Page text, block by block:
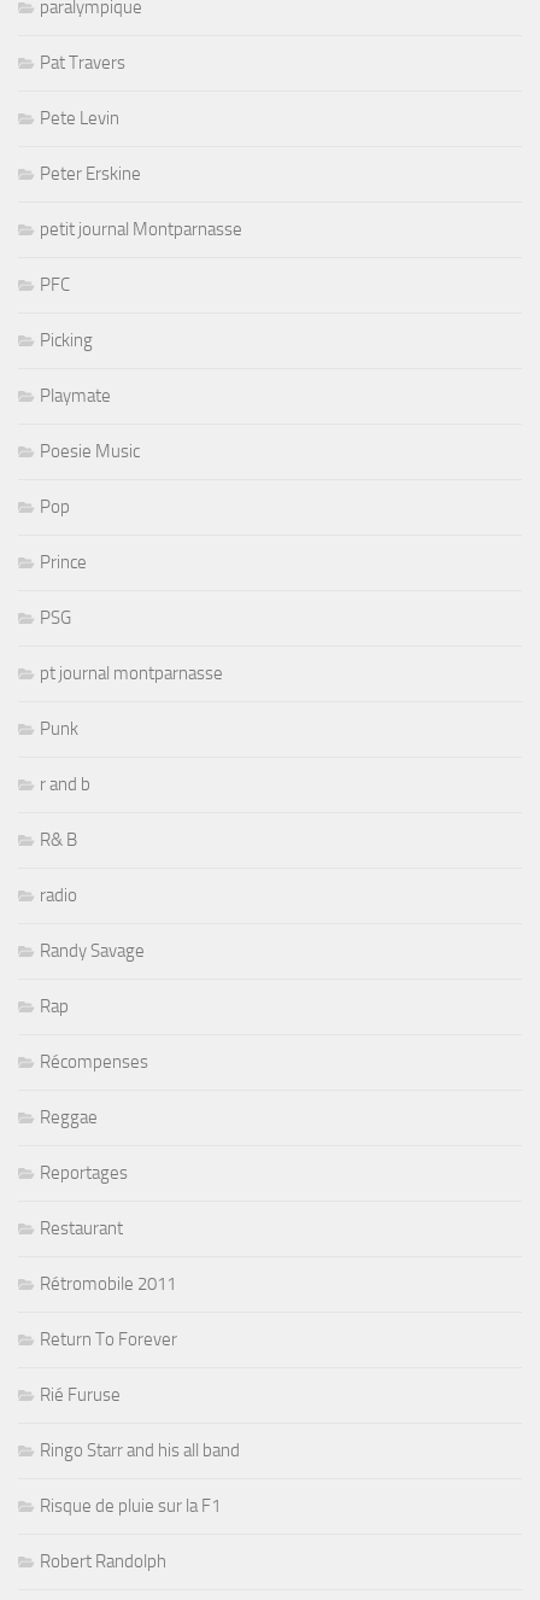
paralympique
Pat Travers
Pete Levin
Peter Erskine
petit journal Montparnasse
PFC
Picking
Playmate
Poesie Music
Pop
Prince
PSG
pt journal montparnasse
Punk
r and b
R& B
radio
Randy Savage
Rap
Récompenses
Reggae
Reportages
Restaurant
Rétromobile 2011
Return To Forever
Rié Furuse
Ringo Starr and his all band
Risque de pluie sur la F1
Robert Randolph